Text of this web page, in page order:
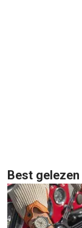
Best gelezen